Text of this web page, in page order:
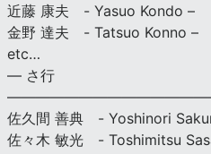
近藤 康夫 - Yasuo Kondo –
金野 達夫 - Tatsuo Konno –
etc…
— さ行
佐久間 善典 - Yoshinori
佐々木 敏光 - Toshimitsu